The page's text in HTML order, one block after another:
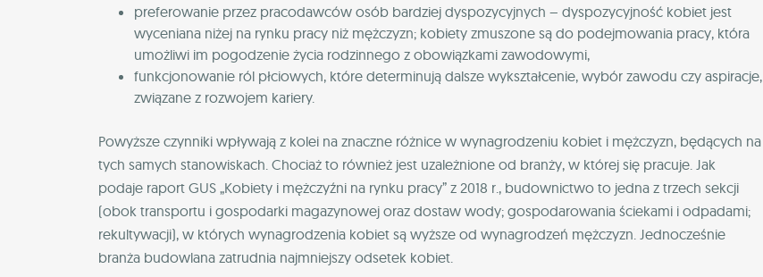
preferowanie przez pracodawców osób bardziej dyspozycyjnych – dyspozycyjność kobiet jest
wyceniana niżej na rynku pracy niż mężczyzn; kobiety zmuszone są do podejmowania pracy, która
umożliwi im pogodzenie życia rodzinnego z obowiązkami zawodowymi,
funkcjonowanie ról płciowych, które determinują dalsze wykształcenie, wybór zawodu czy aspiracje,
związane z rozwojem kariery.
Powyższe czynniki wpływają z kolei na znaczne różnice w wynagrodzeniu kobiet i mężczyzn, będących na
tych samych stanowiskach. Chociaż to również jest uzależnione od branży, w której się pracuje. Jak
podaje raport GUS „Kobiety i mężczyźni na rynku pracy” z 2018 r., budownictwo to jedna z trzech sekcji
(obok transportu i gospodarki magazynowej oraz dostaw wody; gospodarowania ściekami i odpadami;
rekultywacji), w których wynagrodzenia kobiet są wyższe od wynagrodzeń mężczyzn. Jednocześnie
branża budowlana zatrudnia najmniejszy odsetek kobiet.